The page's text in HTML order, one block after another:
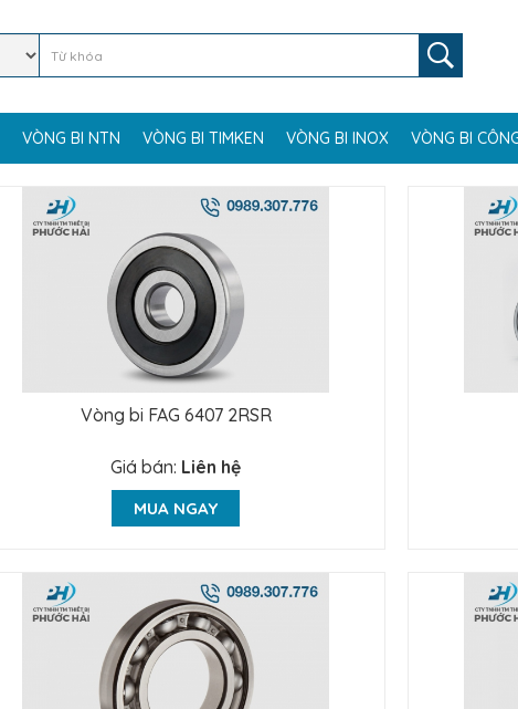
VÒNG BI NTN VÒNG BI TIMKEN VÒNG BI INOX VÒNG BI
Vòng bi FAG 6407 2RSR
Giá bán: Liên hệ
MUA NGAY